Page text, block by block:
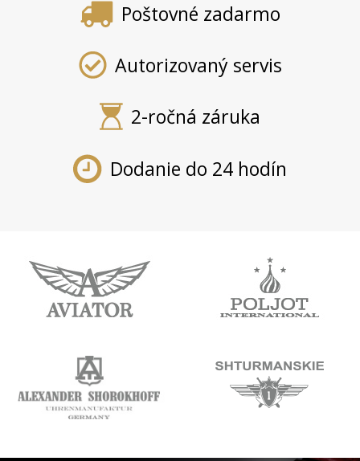
Poštovné zadarmo
Autorizovaný servis
2-ročná záruka
Dodanie do 24 hodín